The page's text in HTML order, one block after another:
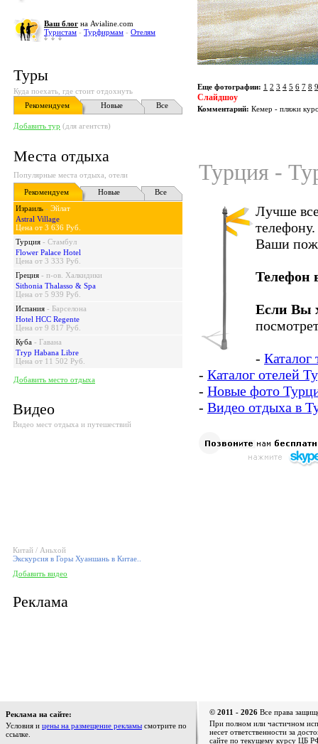
Ваш блог на Avialine.com
Туристам - Турфирмам - Отелям
Туры
Куда поехать, где стоит отдохнуть
Рекомендуем
Новые Все
Добавить тур (для агентств)
Места отдыха
Популярные места отдыха, отели
Рекомендуем
Новые
Все
Израиль - Эйлат
Astral Village
Цена от 3 636 Руб.
Турция - Стамбул
Flower Palace Hotel
Цена от 3 333 Руб.
Греция - п-ов. Халкидики
Sithonia Thalasso & Spa
Цена от 5 939 Руб.
Испания - Барселона
Hotel HCC Regente
Цена от 9 817 Руб.
Куба - Гавана
Tryp Habana Libre
Цена от 11 502 Руб.
Добавить место отдыха
Видео
Видео мест отдыха и путешествий
Китай / Аньхой
Экскурсия в Горы Хуаншань в Китае..
Добавить видео
Реклама
Еще фотографии: 1 2 3 4 5 6 7 8 9
Слайдшоу
Комментарий: Кемер - пляжи
Турция -
Лучше
Ваши
Телефон
Если Вы
- Каталог
- Каталог отелей
- Новые фото
- Видео отдыха в
Реклама на сайте:
Условия и цены на размещение рекламы смотрите по
ссылке.
© 2011 - 2026 Все права
При полном или частичном
несет ответственности за
сайте по текущему курсу ЦБ